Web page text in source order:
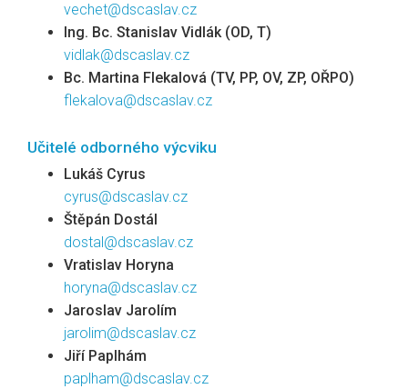
vechet@dscaslav.cz
Ing. Bc. Stanislav Vidlák(OD, T)
vidlak@dscaslav.cz
Bc. Martina Flekalová (TV, PP, OV, ZP, OŘPO)
flekalova@dscaslav.cz
Učitelé odborného výcviku
Lukáš Cyrus
cyrus@dscaslav.cz
Štěpán Dostál
dostal@dscaslav.cz
Vratislav Horyna
horyna@dscaslav.cz
Jaroslav Jarolím
jarolim@dscaslav.cz
Jiří Paplhám
paplham@dscaslav.cz